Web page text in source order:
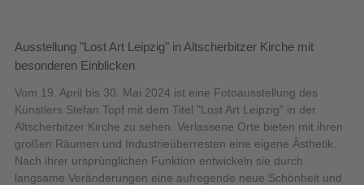
Ausstellung "Lost Art Leipzig" in Altscherbitzer Kirche mit
besonderen Einblicken
Vom 19. April bis 30. Mai 2024 ist eine Fotoausstellung des
Künstlers Stefan Topf mit dem Titel "Lost Art Leipzig" in der
Altscherbitzer Kirche zu sehen. Verlassene Orte bieten mit ihren
großen Räumen und Industrieüberresten eine eigene Ästhetik.
Nach ihrer ursprünglichen Funktion entwickeln sie durch
langsame Veränderungen eine aufregende neue Schönheit und